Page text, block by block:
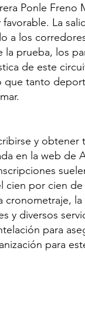
Ponle
La
a los
la prueba, los
de este
tanto
y obtener
en la web de
cien por cien
cronometraje,
y diversos
para
para